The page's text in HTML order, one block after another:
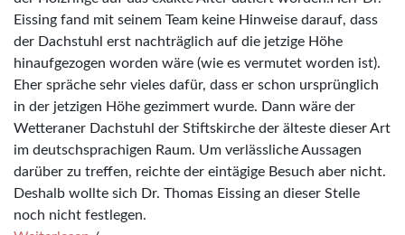
Eissing fand mit seinem Team keine Hinweise darauf, dass
der Dachstuhl erst nachträglich auf die jetzige Höhe
hinaufgezogen worden wäre (wie es vermutet worden ist).
Eher spräche sehr vieles dafür, dass er schon ursprünglich
in der jetzigen Höhe gezimmert wurde. Dann wäre der
Wetteraner Dachstuhl der Stiftskirche der älteste dieser Art
im deutschsprachigen Raum. Um verlässliche Aussagen
darüber zu treffen, reichte der eintägige Besuch aber nicht.
Deshalb wollte sich Dr. Thomas Eissing an dieser Stelle
noch nicht festlegen.